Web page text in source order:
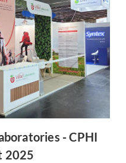
- CPHI
2025